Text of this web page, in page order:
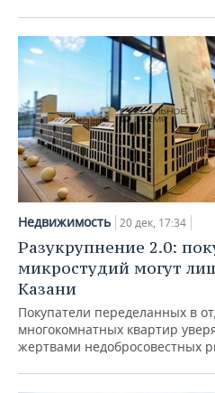
Недвижимость 20 дек, 17:34
Разукрупнение 2.0:
микростудий могут
Казани
Покупатели переделанных в
многокомнатных квартир
жертвами недобросовестных